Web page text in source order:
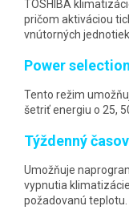
TOSHIBA
pričom aktiváciou
vnútorných
Power selection
Tento režim
šetriť energiu o 25,
Týždenný
Umožňuje
vypnutia
požadovanú teplotu.